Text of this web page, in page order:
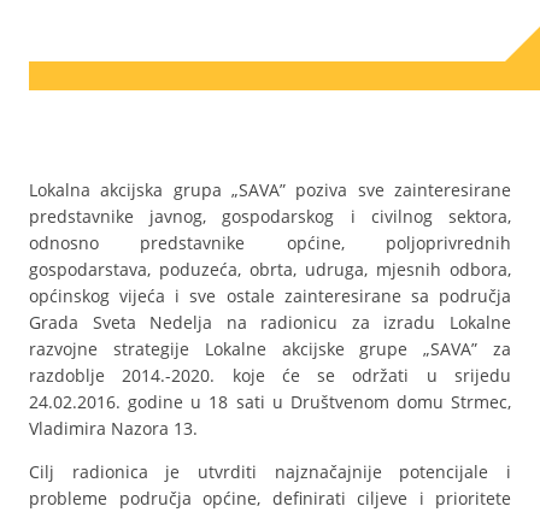
Lokalna akcijska grupa „SAVA” poziva sve zainteresirane
predstavnike javnog, gospodarskog i civilnog sektora,
odnosno predstavnike općine, poljoprivrednih
gospodarstava, poduzeća, obrta, udruga, mjesnih odbora,
općinskog vijeća i sve ostale zainteresirane sa područja
Grada Sveta Nedelja na radionicu za izradu Lokalne
razvojne strategije Lokalne akcijske grupe „SAVA” za
razdoblje 2014.-2020. koje će se održati u srijedu
24.02.2016. godine u 18 sati u Društvenom domu Strmec,
Vladimira Nazora 13.
Cilj radionica je utvrditi najznačajnije potencijale i
probleme područja općine, definirati ciljeve i prioritete